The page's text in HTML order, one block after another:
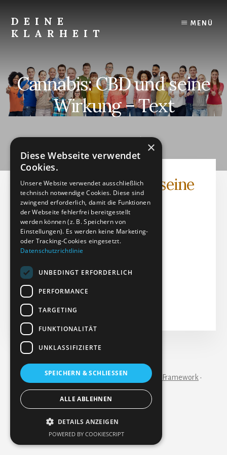
content
DEINE
KLARHEIT
innere
Klarheit.
MENÜ
Cannabis: CBD und seine
Wirkung – Text
JUNI 14, 2024 by
Cannabis: CBD und seine
Wirkung - Text
Textdatei (PDF)
Dateigröße: 179.70 KB
Erstellt: 14-06-2024
Aktualisiert: 27-06-2024
Treffer: 235
Herunterladen
Copyright © 2026 ·Essence Proon Genesis Framework ·
WordPress·Anmelden
×
Diese Webseite verwendet
Cookies.
Unsere Website verwendet ausschließlich
technisch notwendige Cookies. Diese sind
zwingend erforderlich, damit die Funktionen
der Webseite fehlerfrei bereitgestellt
werden können (z. B. Speichern von
Einstellungen). Es werden keine Marketing-
oder Tracking-Cookies eingesetzt.
Datenschutzrichtlinie
UNBEDINGT ERFORDERLICH
PERFORMANCE
TARGETING
FUNKTIONALITÄT
UNKLASSIFIZIERTE
SPEICHERN & SCHLIESSEN
ALLE ABLEHNEN
DETAILS ANZEIGEN
POWERED BY COOKIESCRIPT